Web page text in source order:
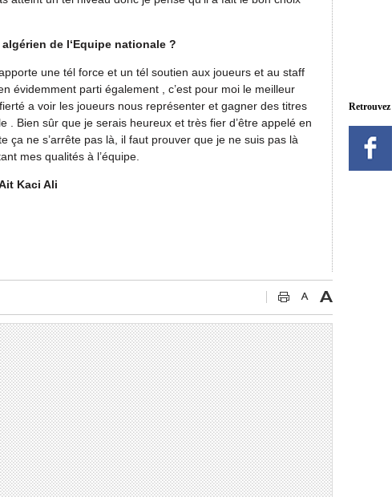
de l‘Equipe nationale ?
une tél force et un tél soutien aux joueurs et au staff
évidemment parti également , c’est pour moi le meilleur
a voir les joueurs nous représenter et gagner des titres
. Bien sûr que je serais heureux et très fier d’être appelé en
ça ne s’arrête pas là, il faut prouver que je ne suis pas là
mes qualités à l’équipe.
Kaci Ali